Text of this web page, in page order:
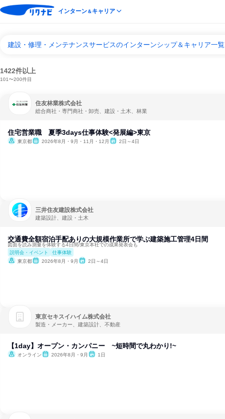
インターン＆キャリア
建設・修理・メンテナンスサービスのインターンシップ＆キャリア一覧
1422件以上
101〜200件目
住友林業株式会社
総合商社・専門商社・卸売、建設・土木、林業
住宅営業職 夏季3days仕事体験<発展編>東京
東京都 2026年8月・9月・11月・12月 2日～4日
三井住友建設株式会社
建築設計、建設・土木
交通費全額宿泊手配ありの大規模作業所で学ぶ建築施工管理4日間
図面を読み測量を体験する4日間/東京本社での成果発表会も
説明会・イベント
仕事体験
東京都
2026年8月・9月 2日～4日
東京セキスイハイム株式会社
製造・メーカー、建築設計、不動産
【1day】オープン・カンパニー ~短時間で丸わかり!~
オンライン 2026年8月・9月 1日